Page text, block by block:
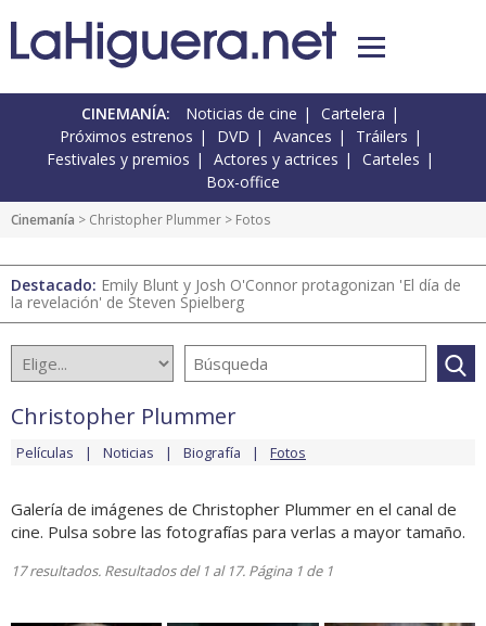
CINEMANÍA: Noticias de cine
Cartelera
Próximos estrenos
DVD Avances
Tráilers
Festivales y premios
Actores y actrices
Carteles
Box-office
Cinemanía > Christopher Plummer > Fotos
Destacado: Emily Blunt y Josh O'Connor protagonizan 'El día de
la revelación' de Steven Spielberg
Christopher Plummer
Películas Noticias Biografía Fotos
Galería de imágenes de Christopher Plummer en el canal de
cine. Pulsa sobre las fotografías para verlas a mayor tamaño.
17 resultados. Resultados del 1 al 17. Página 1 de 1